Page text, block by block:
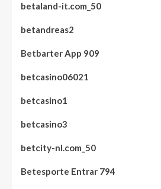
betaland-it.com_50
betandreas2
Betbarter App 909
betcasino06021
betcasino1
betcasino3
betcity-nl.com_50
Betesporte Entrar 794